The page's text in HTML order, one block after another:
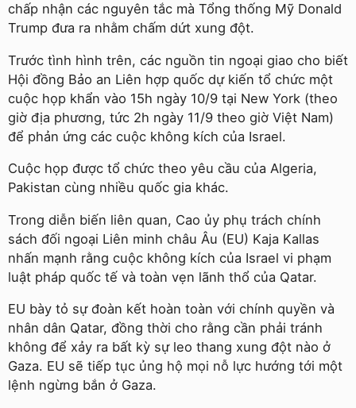
chấp nhận các nguyên tắc mà Tổng thống Mỹ Donald
Trump đưa ra nhằm chấm dứt xung đột.
Trước tình hình trên, các nguồn tin ngoại giao cho biết
Hội đồng Bảo an Liên hợp quốc dự kiến tổ chức một
cuộc họp khẩn vào 15h ngày 10/9 tại New York (theo
giờ địa phương, tức 2h ngày 11/9 theo giờ Việt Nam)
để phản ứng các cuộc không kích của Israel.
Cuộc họp được tổ chức theo yêu cầu của Algeria,
Pakistan cùng nhiều quốc gia khác.
Trong diễn biến liên quan, Cao ủy phụ trách chính
sách đối ngoại Liên minh châu Âu (EU) Kaja Kallas
nhấn mạnh rằng cuộc không kích của Israel vi phạm
luật pháp quốc tế và toàn vẹn lãnh thổ của Qatar.
EU bày tỏ sự đoàn kết hoàn toàn với chính quyền và
nhân dân Qatar, đồng thời cho rằng cần phải tránh
không để xảy ra bất kỳ sự leo thang xung đột nào ở
Gaza. EU sẽ tiếp tục ủng hộ mọi nỗ lực hướng tới một
lệnh ngừng bắn ở Gaza.